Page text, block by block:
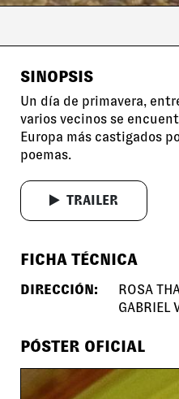
SINOPSIS
Un día de primavera,
varios vecinos se
Europa más castigados
poemas.
TRAILER
FICHA TÉCNICA
DIRECCIÓN:
ROSA
GABRIEL
PÓSTER OFICIAL